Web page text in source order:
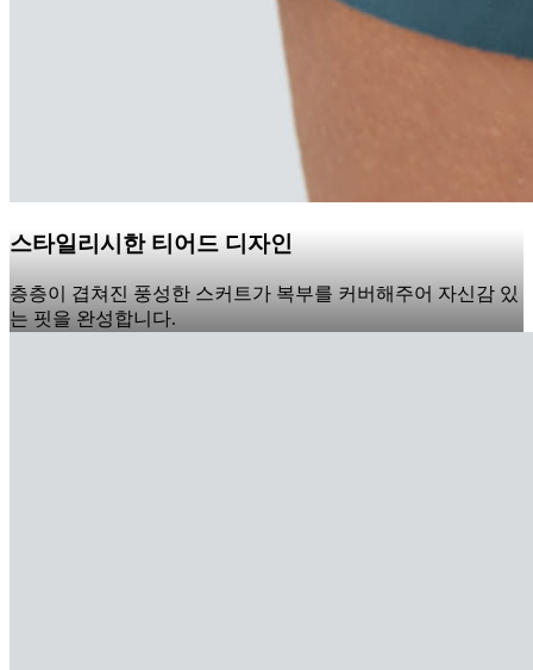
스타일리시한 티어드 디자인
층층이 겹쳐진 풍성한 스커트가 복부를 커버해주어 자신감 있
는 핏을 완성합니다.